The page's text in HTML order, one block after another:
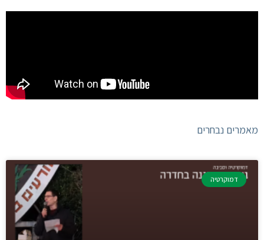
מאמרים נבחרים
דמוקרטיה